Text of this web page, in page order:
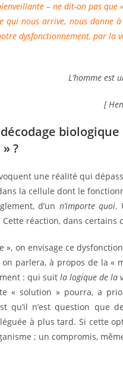
– ne dit-on pas que
qui nous arrive, nous
dysfonctionnement, par la
L’homme est
[
?
une réalité qui
la cellule dont le
d’un n’importe quoi.
réaction, dans certains
», on envisage ce
parlera, à propos de la «
: qui suit la logique de la
« solution » pourra, a
qu’il n’est question que
à plus tard. Si cette
; un compromis,